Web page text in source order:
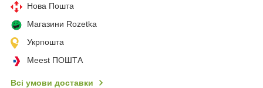
Нова Пошта
Магазини Rozetka
Укрпошта
Meest ПОШТА
Всі умови доставки